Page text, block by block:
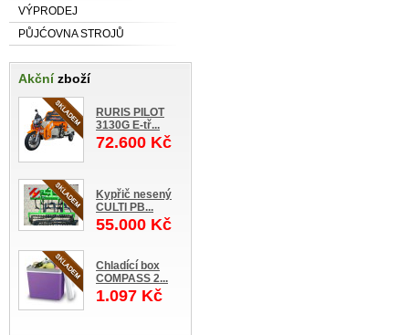
VÝPRODEJ
PŮJĆOVNA STROJŮ
Akčnízboží
RURIS PILOT
3130G E-tř...
72.600 Kč
Kypřič nesený
CULTI PB...
55.000 Kč
Chladící box
COMPASS 2...
1.097 Kč